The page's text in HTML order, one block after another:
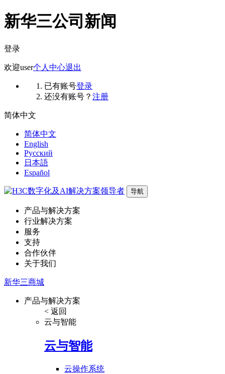
新华三公司新闻
登录
欢迎user个人中心退出
已有账号登录
还没有账号？ 注册
简体中文
简体中文
English
Русский
日本語
Español
导航
产品与解决方案
行业解决方案
服务
支持
合作伙伴
关于我们
新华三商城
产品与解决方案
< 返回
云与智能
云与智能
云操作系统